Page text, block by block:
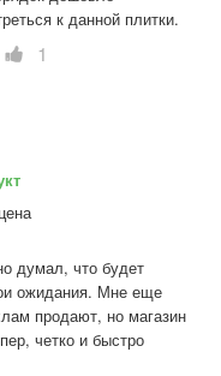
к данной плитки.
1
думал, что будет
ожидания. Мне еще
продают, но магазин
четко и быстро